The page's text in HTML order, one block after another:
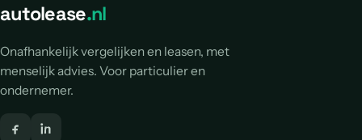
autolease.nl
Onafhankelijk vergelijken en leasen, met
menselijk advies. Voor particulier en
ondernemer.